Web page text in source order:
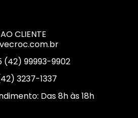
CLIENTE
(42) 99993-9902
3237-1337
Das 8h às 18h